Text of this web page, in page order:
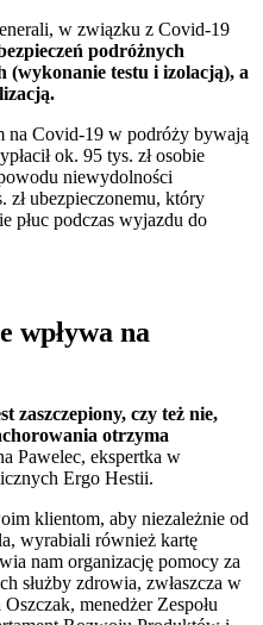
w związku z Covid-19
podróżnych
(wykonanie testu i izolacją), a
na Covid-19 w podróży bywają
ok. 95 tys. zł osobie
niewydolności
zł ubezpieczonemu, który
płuc podczas wyjazdu do
wpływa na
zaszczepiony, czy też nie,
otrzyma
Pawelec, ekspertka w
Ergo Hestii.
klientom, aby niezależnie od
wyrabiali również kartę
nam organizację pomocy za
służby zdrowia, zwłaszcza w
menedżer Zespołu